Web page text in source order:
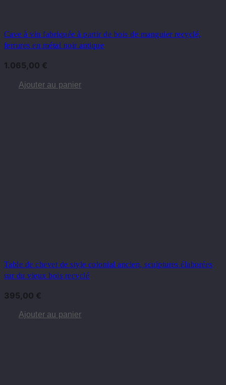
Cave à vin fabriquée à partir de bois de manguier recyclé,
ferrures en métal noir antique
1.065,00 €
Ajouter au panier
Table de chevet de style colonial ancien, sculptures élaborées
sur du vieux bois recyclé
395,00 €
Ajouter au panier